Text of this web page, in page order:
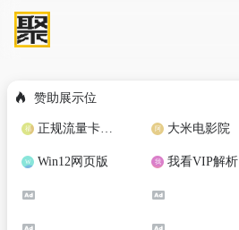
赞助展示位
正规流量卡免费加盟合作 大米电影院
Win12网页版 我看VIP解析